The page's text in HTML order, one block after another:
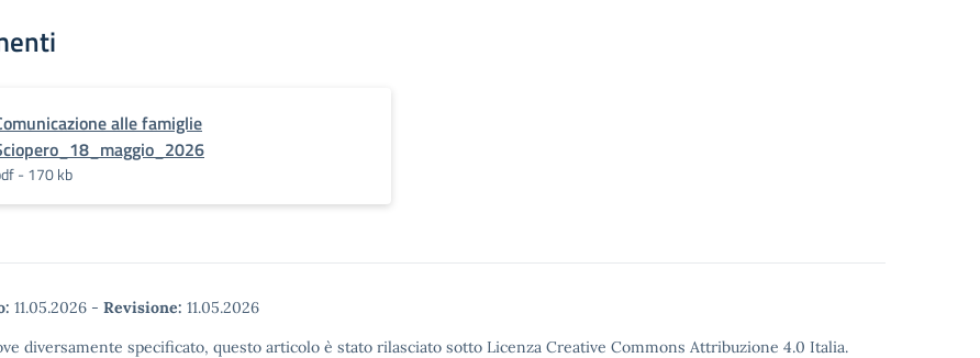
alle famiglie
- 170 kb
11.05.2026 - Revisione: 11.05.2026
diversamente specificato, questo articolo è stato rilasciato sotto Licenza Creative Commons Attribuzione 4.0 Italia.